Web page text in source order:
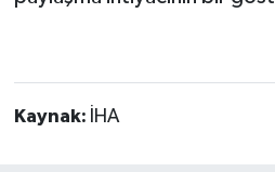
Kaynak: İHA